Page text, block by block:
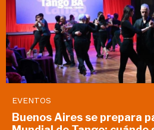
EVENTOS
Buenos Aires se prepara